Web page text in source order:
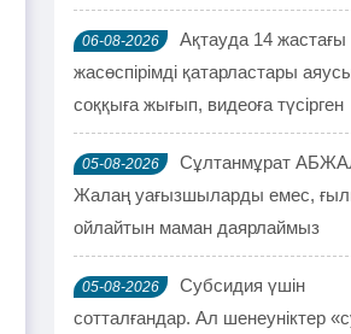
06-08-2026
Ақтауда 14 жастағы
жасөспірімді қатарластары
соққыға жығып, видеоға түсірген
05-08-2026
Сұлтанмұрат
Жалаң уағызшыларды емес,
ойлайтын маман даярлаймыз
05-08-2026
Субсидия үшін
сотталғандар. Ал шенеуніктер